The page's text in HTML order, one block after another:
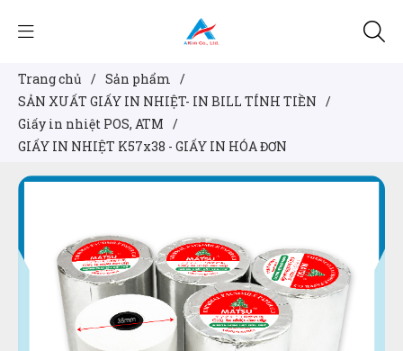
Trang chủ / Sản phẩm /
SẢN XUẤT GIẤY IN NHIỆT- IN BILL TÍNH TIỀN /
Giấy in nhiệt POS, ATM /
GIẤY IN NHIỆT K57x38 - GIẤY IN HÓA ĐƠN